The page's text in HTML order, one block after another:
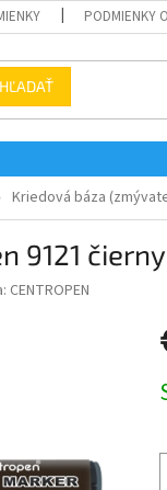
PODMIENKY
HĽADAŤ
Kriedová báza
9121 čierny
CENTROPEN